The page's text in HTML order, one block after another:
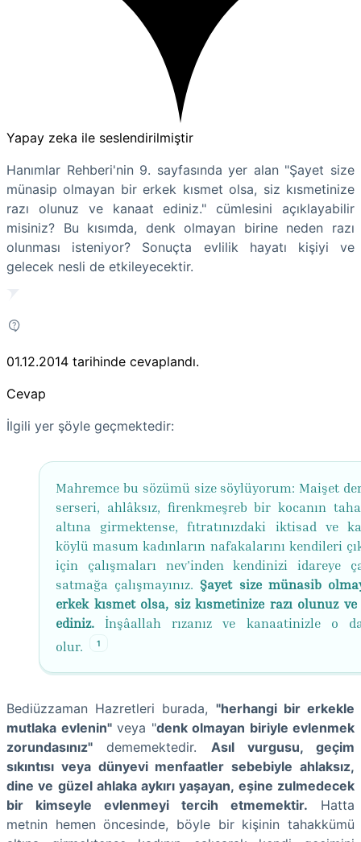
Yapay zeka ile seslendirilmiştir
Hanımlar Rehberi'nin 9. sayfasında yer alan "Şayet size
münasip olmayan bir erkek kısmet olsa, siz kısmetinize
razı olunuz ve kanaat ediniz." cümlesini açıklayabilir
misiniz? Bu kısımda, denk olmayan birine neden razı
olunması isteniyor? Sonuçta evlilik hayatı kişiyi ve
gelecek nesli de etkileyecektir.
01.12.2014 tarihinde cevaplandı.
Cevap
İlgili yer şöyle geçmektedir:
Mahremce bu sözümü size söylüyorum: Maişet
serseri, ahlâksız, firenkmeşreb bir kocanın
altına girmektense, fıtratınızdaki iktisad ve
köylü masum kadınların nafakalarını kendileri
için çalışmaları nev'inden kendinizi idareye
satmağa çalışmayınız.Şayet size münasib
erkek kısmet olsa, siz kısmetinize razı olunuz
ediniz. İnşâallah rızanız ve kanaatinizle o
olur.
1
Bediüzzaman Hazretleri burada, "herhangi bir erkekle
mutlaka evlenin"veya "denk olmayan biriyle evlenmek
zorundasınız" dememektedir. Asıl vurgusu, geçim
sıkıntısı veya dünyevi menfaatler sebebiyle ahlaksız,
dine ve güzel ahlaka aykırı yaşayan, eşine zulmedecek
bir kimseyle evlenmeyi tercih etmemektir. Hatta
metnin hemen öncesinde, böyle bir kişinin tahakkümü